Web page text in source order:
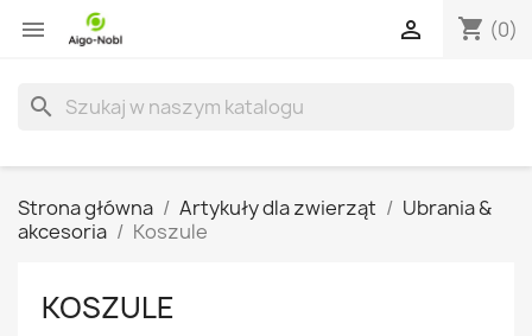
 shopping_cart (0)

search
Strona główna Artykuły dla zwierząt
Ubrania &
akcesoria
Koszule
KOSZULE